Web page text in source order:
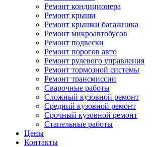
Ремонт кондиционера
Ремонт крыши
Ремонт крышки багажника
Ремонт микроавтобусов
Ремонт подвески
Ремонт порогов авто
Ремонт рулевого управления
Ремонт тормозной системы
Ремонт трансмиссии
Сварочные работы
Сложный кузовной ремонт
Средний кузовной ремонт
Срочный кузовной ремонт
Стапельные работы
Цены
Контакты